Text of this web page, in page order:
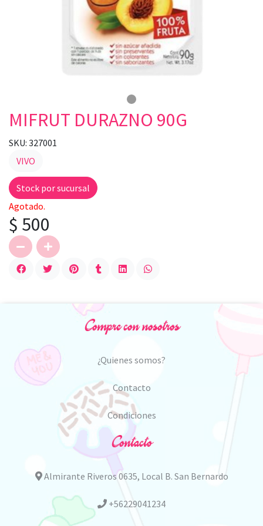
MIFRUT DURAZNO 90G
SKU: 327001
VIVO
Stock por sucursal
Agotado.
$ 500
Compre con nosotros
¿Quienes somos?
Contacto
Condiciones
Contacto
Almirante Riveros 0635, Local B. San Bernardo
+56229041234